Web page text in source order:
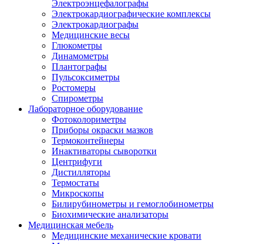
Электроэнцефалографы
Электрокардиографические комплексы
Электрокардиографы
Медицинские весы
Глюкометры
Динамометры
Плантографы
Пульсоксиметры
Ростомеры
Спирометры
Лабораторное оборудование
Фотоколориметры
Приборы окраски мазков
Термоконтейнеры
Инактиваторы сыворотки
Центрифуги
Дистилляторы
Термостаты
Микроскопы
Билирубинометры и гемоглобинометры
Биохимические анализаторы
Медицинская мебель
Медицинские механические кровати